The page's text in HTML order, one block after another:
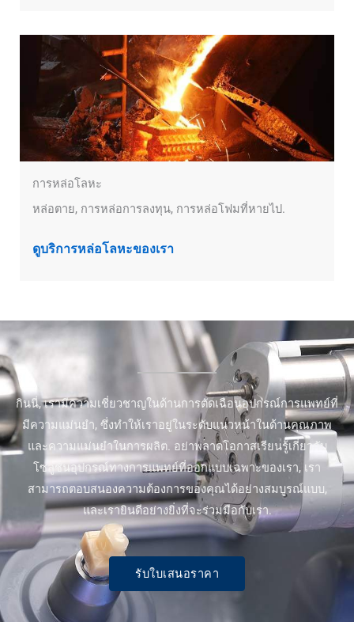
การหล่อโลหะ
หล่อตาย, การหล่อการลงทุน, การหล่อโฟมที่หายไป.
ดูบริการหล่อโลหะของเรา
กินนี่, เรามีความเชี่ยวชาญในด้านการตัดเฉือนอุปกรณ์การแพทย์ที่
มีความแม่นยำ, ซึ่งทำให้เราอยู่ในระดับแนวหน้าในด้านคุณภาพ
และความแม่นยำในการผลิต. อย่าพลาดโอกาสเรียนรู้เกี่ยวกับ
โซลูชันอุปกรณ์ทางการแพทย์ที่ออกแบบเฉพาะของเรา, เรา
สามารถตอบสนองความต้องการของคุณได้อย่างสมบูรณ์แบบ,
และเรายินดีอย่างยิ่งที่จะร่วมมือกับเรา.
รับใบเสนอราคา